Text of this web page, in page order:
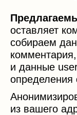
оставляет
собираем
и данные
определения
из вашего